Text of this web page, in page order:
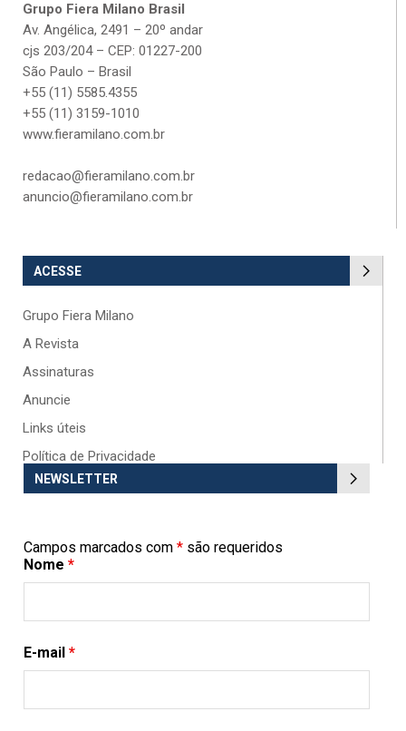
Grupo Fiera Milano Brasil
Av. Angélica, 2491 – 20º andar
cjs 203/204 – CEP: 01227-200
São Paulo – Brasil
+55 (11) 5585.4355
+55 (11) 3159-1010
www.fieramilano.com.br
redacao@fieramilano.com.br
anuncio@fieramilano.com.br
ACESSE
Grupo Fiera Milano
A Revista
Assinaturas
Anuncie
Links úteis
Política de Privacidade
NEWSLETTER
Campos marcados com * são requeridos
Nome *
E-mail *